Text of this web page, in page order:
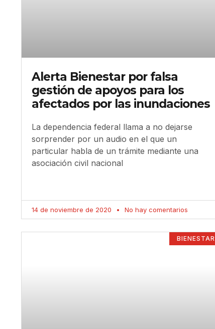
Alerta Bienestar por falsa
gestión de apoyos para los
afectados por las inundaciones
La dependencia federal llama a no dejarse
sorprender por un audio en el que un
particular habla de un trámite mediante una
asociación civil nacional
14 de noviembre de 2020 No hay comentarios
BIENESTAR